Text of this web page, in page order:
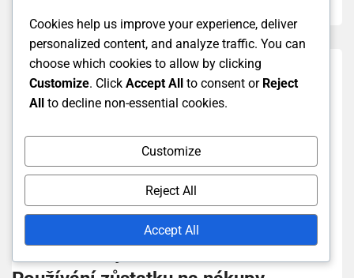
Vykoupení Zůstatku Battle.net
Battle.Net Vyvážení Zůstatku:
Cookies help us improve your experience, deliver
personalized content, and analyze traffic. You can
choose which cookies to allow by clicking
Customize. Click Accept All to consent or Reject
All to decline non-essential cookies.
Customize
Reject All
Accept All